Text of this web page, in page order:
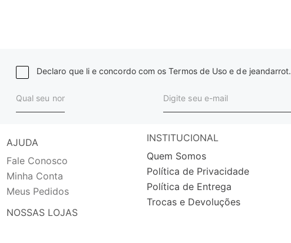
Declaro que li e concordo com os Termos de Uso e de jeandarrot.
AJUDA
Fale Conosco
Minha Conta
Meus Pedidos
NOSSAS LOJAS
INSTITUCIONAL
Quem Somos
Política de Privacidade
Política de Entrega
Trocas e Devoluções